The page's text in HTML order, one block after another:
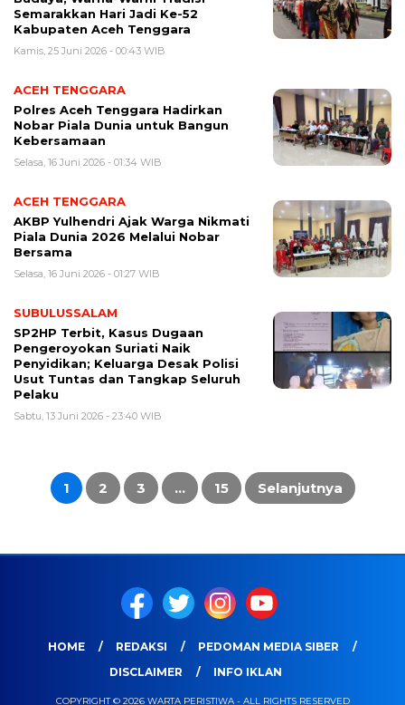
Semarakkan Hari Jadi Ke-52
Kabupaten Aceh Tenggara
Kamis, 25 Juni 2026 - 00:43 WIB
ACEH TENGGARA
Polres Aceh Tenggara Hadirkan
Nobar Piala Dunia untuk Bangun
Kebersamaan
Selasa, 16 Juni 2026 - 01:34 WIB
ACEH TENGGARA
AKBP Yulhendri Ajak Warga Nikmati
Piala Dunia 2026 Melalui Nobar
Bersama
Selasa, 16 Juni 2026 - 01:27 WIB
SUBULUSSALAM
SP2HP Terbit, Kasus Dugaan
Pengeroyokan Suriati Naik
Penyidikan; Keluarga Desak Polisi
Usut Tuntas dan Tangkap Seluruh
Pelaku
Sabtu, 13 Juni 2026 - 23:40 WIB
Paginasi
pos
1 2 3 … 15 Selanjutnya
HOME REDAKSI
PEDOMAN MEDIA SIBER
DISCLAIMER
INFO IKLAN
COPYRIGHT © 2026 WARTA PERISTIWA - ALL RIGHTS RESERVED